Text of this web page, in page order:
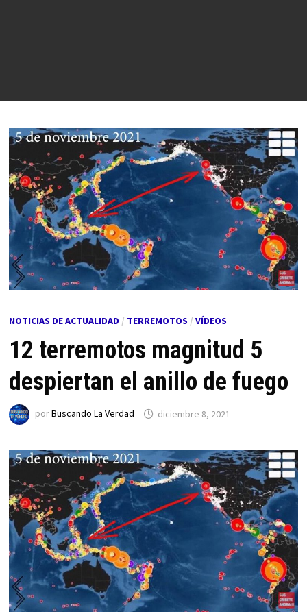
NOTICIAS DE ACTUALIDAD / TERREMOTOS / VÍDEOS
12 terremotos magnitud 5
despiertan el anillo de fuego
porBuscando La Verdad diciembre 8, 2021